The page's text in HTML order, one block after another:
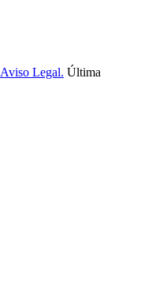
Aviso Legal. Última